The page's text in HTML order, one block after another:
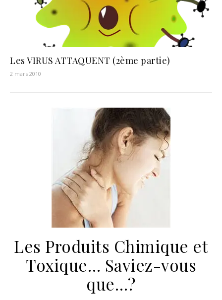
Les VIRUS ATTAQUENT (2ème partie)
2 mars 2010
Les Produits Chimique et
Toxique… Saviez-vous
que…?